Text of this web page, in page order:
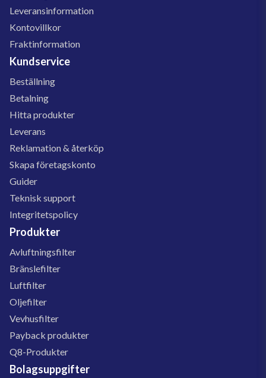
Leveransinformation
Kontovillkor
Fraktinformation
Kundservice
Beställning
Betalning
Hitta produkter
Leverans
Reklamation & återköp
Skapa företagskonto
Guider
Teknisk support
Integritetspolicy
Produkter
Avluftningsfilter
Bränslefilter
Luftfilter
Oljefilter
Vevhusfilter
Payback produkter
Q8-Produkter
Bolagsuppgifter